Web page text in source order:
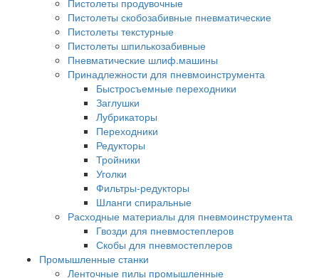
Пистолеты продувочные
Пистолеты скобозабивные пневматические
Пистолеты текстурные
Пистолеты шпилькозабивные
Пневматические шлиф.машины
Принадлежности для пневмоинструмента
Быстросъемные переходники
Заглушки
Лубрикаторы
Переходники
Редукторы
Тройники
Уголки
Фильтры-редукторы
Шланги спиральные
Расходные материалы для пневмоинструмента
Гвозди для пневмостеплеров
Скобы для пневмостеплеров
Промышленные станки
Ленточные пилы промышленные